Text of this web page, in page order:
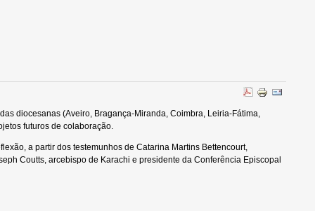
diocesanas (Aveiro, Bragança-Miranda, Coimbra, Leiria-Fátima,
futuros de colaboração.
a partir dos testemunhos de Catarina Martins Bettencourt,
Coutts, arcebispo de Karachi e presidente da Conferência Episcopal